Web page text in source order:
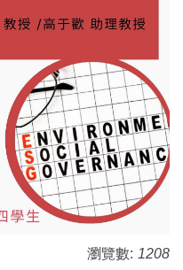
瀏覽數: 1208